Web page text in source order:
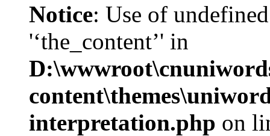
Notice: Use of
'‘the_content’' in
interpretation.php on